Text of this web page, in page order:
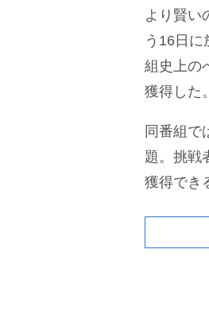
より賢い
う16日に
組史上の
獲得した。
同番組で
題。挑戦
獲得でき